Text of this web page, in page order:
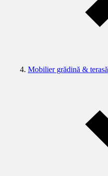
Mobilier grădină & terasă